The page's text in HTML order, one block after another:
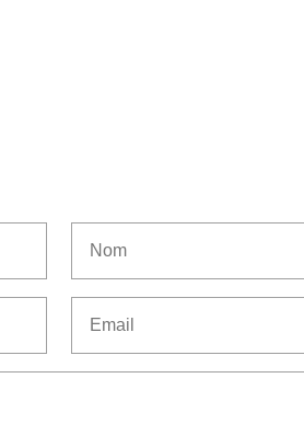
Nom
(Nécessaire)